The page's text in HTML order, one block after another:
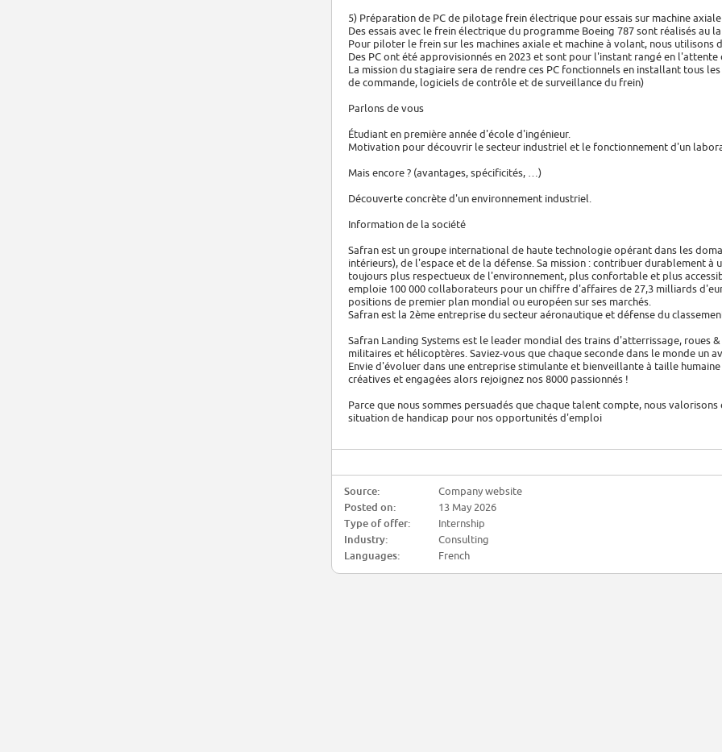
5) Préparation de PC de pilotage frein électrique pour essais sur machine
Des essais avec le frein électrique du programme Boeing 787 sont réalisés au
Pour piloter le frein sur les machines axiale et machine à volant, nous utilisons
Des PC ont été approvisionnés en 2023 et sont pour l'instant rangé en l'attente
La mission du stagiaire sera de rendre ces PC fonctionnels en installant tous
de commande, logiciels de contrôle et de surveillance du frein)
Parlons de vous
Étudiant en première année d'école d'ingénieur.
Motivation pour découvrir le secteur industriel et le fonctionnement d'un
Mais encore ? (avantages, spécificités, …)
Découverte concrète d'un environnement industriel.
Information de la société
Safran est un groupe international de haute technologie opérant dans les
intérieurs), de l'espace et de la défense. Sa mission : contribuer durablement
toujours plus respectueux de l'environnement, plus confortable et plus
emploie 100 000 collaborateurs pour un chiffre d'affaires de 27,3 milliards
positions de premier plan mondial ou européen sur ses marchés.
Safran est la 2ème entreprise du secteur aéronautique et défense du
Safran Landing Systems est le leader mondial des trains d'atterrissage, roues
militaires et hélicoptères. Saviez-vous que chaque seconde dans le monde un
Envie d'évoluer dans une entreprise stimulante et bienveillante à taille
créatives et engagées alors rejoignez nos 8000 passionnés !
Parce que nous sommes persuadés que chaque talent compte, nous
situation de handicap pour nos opportunités d'emploi
Source:
Company website
Posted on:
13 May 2026
Type of offer:
Internship
Industry:
Consulting
Languages:
French